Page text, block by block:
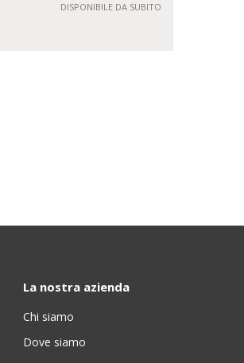
DISPONIBILE DA SUBITO
La nostra azienda
Chi siamo
Dove siamo